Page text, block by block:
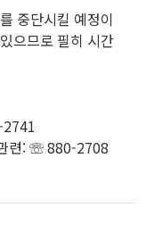
중단시킬 예정이
으므로 필히 시간
련: ☏ 880-2708